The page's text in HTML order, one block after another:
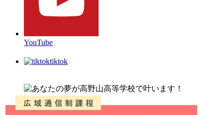
YouTube
tiktok